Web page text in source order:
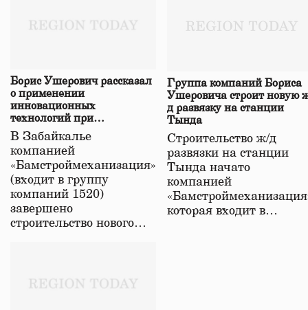
Борис Ушерович рассказал
о применении
инновационных
технологий при
строительстве нового моста
в Забайкалье
В Забайкалье
компанией
«Бамстроймеханизация»
(входит в группу
компаний 1520)
завершено
строительство нового…
Группа компаний Бориса
Ушеровича строит новую
д развязку на станции
Тында
Строительство ж/д
развязки на станции
Тында начато
компанией
которая входит в…